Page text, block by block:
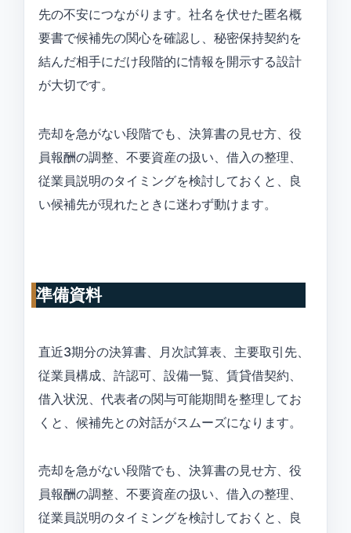
先の不安につながります。社名を伏せた匿名概
要書で候補先の関心を確認し、秘密保持契約を
結んだ相手にだけ段階的に情報を開示する設計
が大切です。
売却を急がない段階でも、決算書の見せ方、役
員報酬の調整、不要資産の扱い、借入の整理、
従業員説明のタイミングを検討しておくと、良
い候補先が現れたときに迷わず動けます。
準備資料
直近3期分の決算書、月次試算表、主要取引先、
従業員構成、許認可、設備一覧、賃貸借契約、
借入状況、代表者の関与可能期間を整理してお
くと、候補先との対話がスムーズになります。
売却を急がない段階でも、決算書の見せ方、役
員報酬の調整、不要資産の扱い、借入の整理、
従業員説明のタイミングを検討しておくと、良